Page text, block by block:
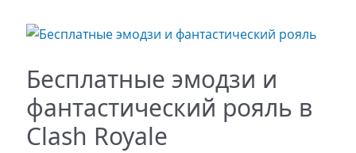
Бесплатные эмодзи и
фантастический рояль в
Clash Royale